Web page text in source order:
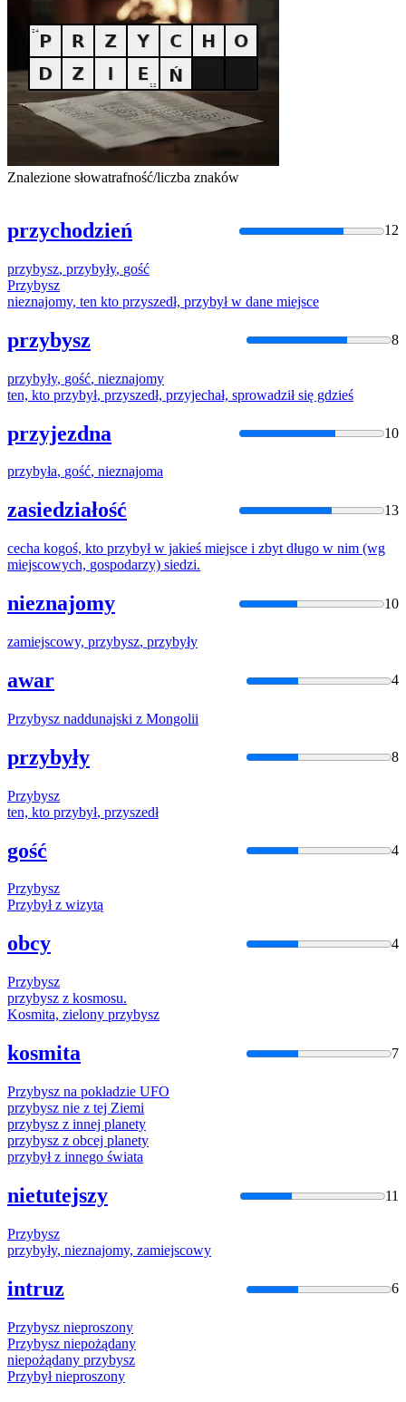
Znalezione słowatrafność/liczba znaków
przychodzień 12
przybysz, przybyły, gość
Przybysz
nieznajomy, ten kto przyszedł, przybyłw dane miejsce
przybysz 8
przybyły, gość, nieznajomy
ten, kto przybył, przyszedł, przyjechał, sprowadził się gdzieś
przyjezdna 10
przybyła, gość, nieznajoma
zasiedziałość 13
cecha kogoś, kto przybyłw jakieś miejsce i zbyt długo w nim (wg
miejscowych, gospodarzy) siedzi.
nieznajomy 10
zamiejscowy, przybysz, przybyły
awar 4
Przybysz naddunajski z Mongolii
przybyły 8
Przybysz
ten, kto przybył, przyszedł
gość 4
Przybysz
Przybyłz wizytą
obcy 4
Przybysz
przybysz z kosmosu.
Kosmita, zielony przybysz
kosmita 7
Przybysz na pokładzie UFO
przybysz nie z tej Ziemi
przybysz z innej planety
przybysz z obcej planety
przybyłz innego świata
nietutejszy 11
Przybysz
przybyły, nieznajomy, zamiejscowy
intruz 6
Przybysz nieproszony
Przybysz niepożądany
niepożądany przybysz
Przybyłnieproszony